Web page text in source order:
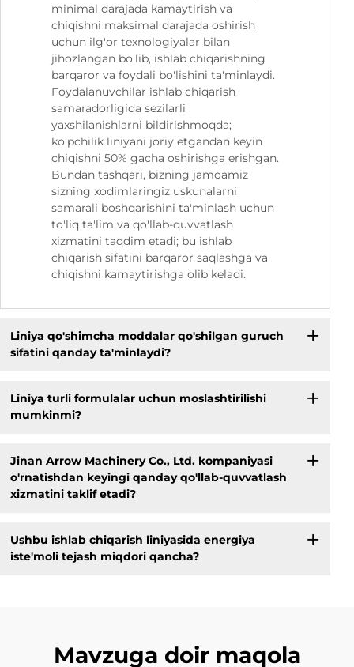
minimal darajada kamaytirish va
chiqishni maksimal darajada oshirish
uchun ilg'or texnologiyalar bilan
jihozlangan bo'lib, ishlab chiqarishning
barqaror va foydali bo'lishini ta'minlaydi.
Foydalanuvchilar ishlab chiqarish
samaradorligida sezilarli
yaxshilanishlarni bildirishmoqda;
ko'pchilik liniyani joriy etgandan keyin
chiqishni 50% gacha oshirishga erishgan.
Bundan tashqari, bizning jamoamiz
sizning xodimlaringiz uskunalarni
samarali boshqarishini ta'minlash uchun
to'liq ta'lim va qo'llab-quvvatlash
xizmatini taqdim etadi; bu ishlab
chiqarish sifatini barqaror saqlashga va
chiqishni kamaytirishga olib keladi.
Liniya qo'shimcha moddalar qo'shilgan guruch
sifatini qanday ta'minlaydi?
Liniya turli formulalar uchun moslashtirilishi
mumkinmi?
Jinan Arrow Machinery Co., Ltd. kompaniyasi
o'rnatishdan keyingi qanday qo'llab-quvvatlash
xizmatini taklif etadi?
Ushbu ishlab chiqarish liniyasida energiya
iste'moli tejash miqdori qancha?
Mavzuga doir maqola